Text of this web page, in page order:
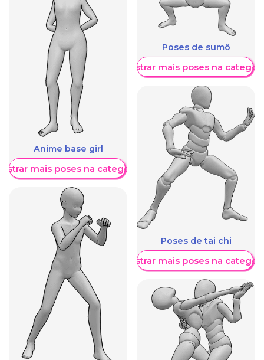
Anime base girl
mais poses na categoria
Poses de sumô
Mostrar mais poses na
Poses de tai chi
Mostrar mais poses na